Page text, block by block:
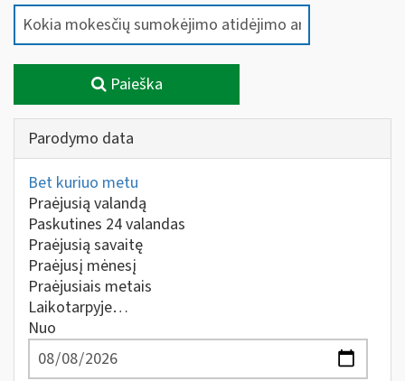
Paieška
Parodymo data
Bet kuriuo metu
Praėjusią valandą
Paskutines 24 valandas
Praėjusią savaitę
Praėjusį mėnesį
Praėjusiais metais
Laikotarpyje…
Nuo